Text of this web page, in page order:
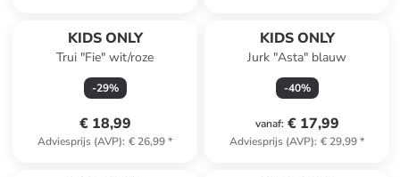
KIDS ONLY
Trui "Fie" wit/roze
-29%
€ 18,99
Adviesprijs (AVP): € 26,99*
KIDS ONLY
Jurk "Asta" blauw
-40%
vanaf: € 17,99
Adviesprijs (AVP): € 29,99*